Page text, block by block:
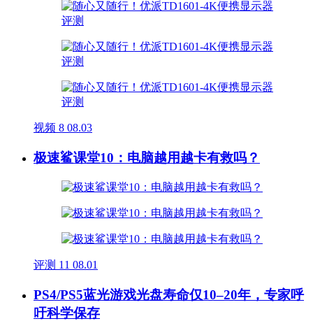
视频 8 08.03
极速鲨课堂10：电脑越用越卡有救吗？
评测 11 08.01
PS4/PS5蓝光游戏光盘寿命仅10–20年，专家呼
吁科学保存